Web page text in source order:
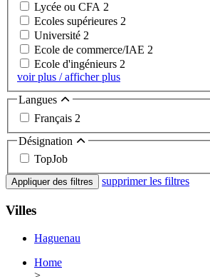
Lycée ou CFA 2
Ecoles supérieures 2
Université 2
Ecole de commerce/IAE 2
Ecole d'ingénieurs 2
voir plus / afficher plus
Langues
Français 2
Désignation
TopJob
Appliquer des filtres supprimer les filtres
Villes
Haguenau
Home